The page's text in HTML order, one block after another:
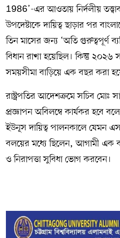
1986’-এর আওতায় নির্দলীয়
উপদেষ্টাকে দায়িত্ব ছাড়ার পর
তিন মাসের জন্য ‘অতি গুরুত্বপূর্ণ
বিধান রাখা হয়েছিল। কিন্তু ২০২৬
সময়সীমা বাড়িয়ে এক বছর করা
রাষ্ট্রপতির আদেশক্রমে সচিব মোঃ
প্রজ্ঞাপন অবিলম্বে কার্যকর হবে
ইউনূস দায়িত্ব পালনকালে যেমন
বলয়ের মধ্যে ছিলেন, আগামী এক
ও নিরাপত্তা সুবিধা ভোগ করবেন।